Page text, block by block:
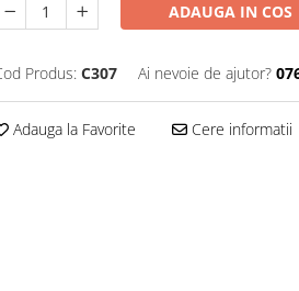
ADAUGA IN COS
Produs: C307 Ai nevoie de ajutor?
Adauga la Favorite Cere informatii